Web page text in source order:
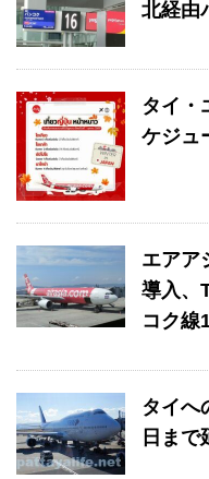
北経由
タイ・
ケジュ
エアア
導入、
コク線
タイへ
日まで